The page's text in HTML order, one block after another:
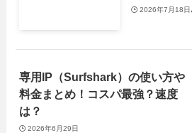
2026年7月18日
専用IP（Surfshark）の使い方や
料金まとめ！コスパ最強？速度
は？
2026年6月29日